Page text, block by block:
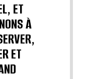
ET
À
ET